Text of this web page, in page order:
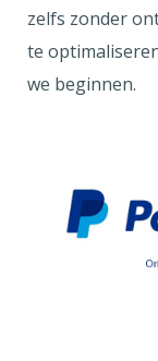
zelfs zonder
te
we beginnen.